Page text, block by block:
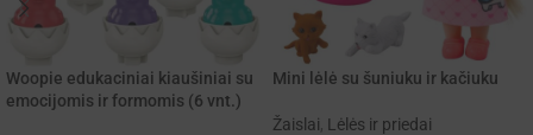
Woopie edukaciniai kiaušiniai su
emocijomis ir formomis (6 vnt.)
Mini lėlė su šuniuku ir kačiuku
Žaislai, Lėlės ir priedai